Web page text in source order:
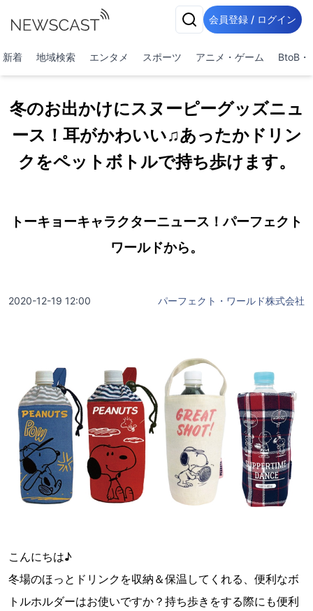
会員登録 / ログイン
新着 地域検索 エンタメ スポーツ アニメ・ゲーム BtoB・
冬のお出かけにスヌーピーグッズニュ
ース！耳がかわいい♫あったかドリン
クをペットボトルで持ち歩けます。
トーキョーキャラクターニュース！パーフェクト
ワールドから。
2020-12-19 12:00 パーフェクト・ワールド株式会社
こんにちは♪
冬場のほっとドリンクを収納＆保温してくれる、便利なボ
トルホルダーはお使いですか？持ち歩きをする際にも便利